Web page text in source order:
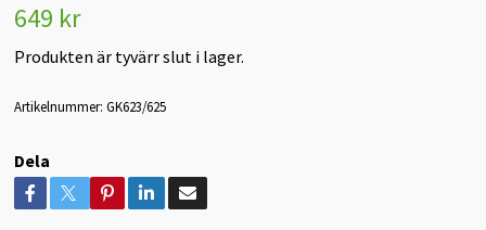
649 kr
Produkten är tyvärr slut i lager.
Artikelnummer: GK623/625
Dela